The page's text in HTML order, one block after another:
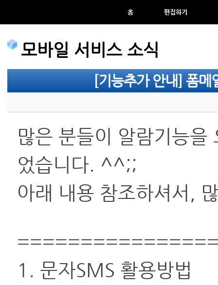
홈 편집하기
모바일 서비스 소식
[기능추가 안내] 폼메
많은 분들이 알람기능을
었습니다. ^^;;
아래 내용 참조하셔서,
1. 문자SMS 활용방법